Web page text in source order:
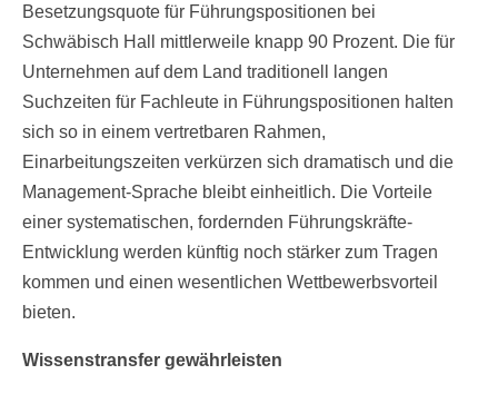
Besetzungsquote für Führungspositionen bei
Schwäbisch Hall mittlerweile knapp 90 Prozent. Die für
Unternehmen auf dem Land traditionell langen
Suchzeiten für Fachleute in Führungspositionen halten
sich so in einem vertretbaren Rahmen,
Einarbeitungszeiten verkürzen sich dramatisch und die
Management-Sprache bleibt einheitlich. Die Vorteile
einer systematischen, fordernden Führungskräfte-
Entwicklung werden künftig noch stärker zum Tragen
kommen und einen wesentlichen Wettbewerbsvorteil
bieten.
Wissenstransfer gewährleisten